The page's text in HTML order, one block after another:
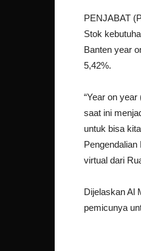
PENJABAT
Stok
Banten year
5,42%.
“Year on
saat ini
untuk bisa
virtual dari
Dijelaskan Al
pemicunya